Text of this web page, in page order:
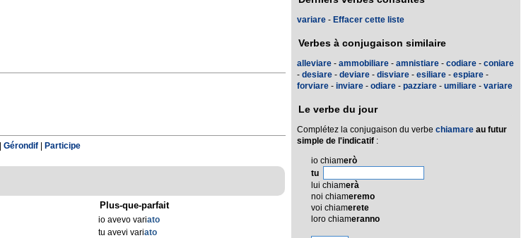
Gérondif Participe
Plus-que-parfait
io avevo variato
tu avevi variato
variare - Effacer cette liste
Verbes à conjugaison similaire
alleviare - ammobiliare - amnistiare - codiare - coniare
- desiare - deviare - disviare - esiliare - espiare -
forviare - inviare - odiare - pazziare - umiliare - variare
Le verbe du jour
Complétez la conjugaison du verbe chiamare au futur
simple de l'indicatif :
io chiamerò
tu
lui chiamerà
noi chiameremo
voi chiamerete
loro chiameranno